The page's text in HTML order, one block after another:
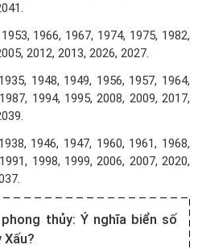
1966, 1967, 1974, 1975, 1982,
2012, 2013, 2026, 2027.
1948, 1949, 1956, 1957, 1964,
1994, 1995, 2008, 2009, 2017,
1946, 1947, 1960, 1961, 1968,
1998, 1999, 2006, 2007, 2020,
thủy: Ý nghĩa biển số
Xấu?